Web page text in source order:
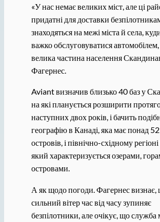
«У нас немає великих міст, але ці
придатні для доставки
знаходяться на межі міста й села,
важко обслуговуватися автомобілем,
велика частина населення
Фагернес.
Aviant визначив близько 40 баз у
на які планується розширити
наступних двох років, і бачить
географію в Канаді, яка має понад
островів, і північно-східному
який характеризується озерами,
островами.
А як щодо погоди. Фагернес визнає,
сильний вітер час від часу зупиняє
безпілотники, але очікує, що служба